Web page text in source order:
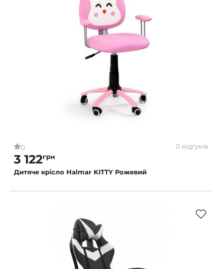
0 0 відгуків
3 122грн
Дитяче крісло Halmar KITTY Рожевий